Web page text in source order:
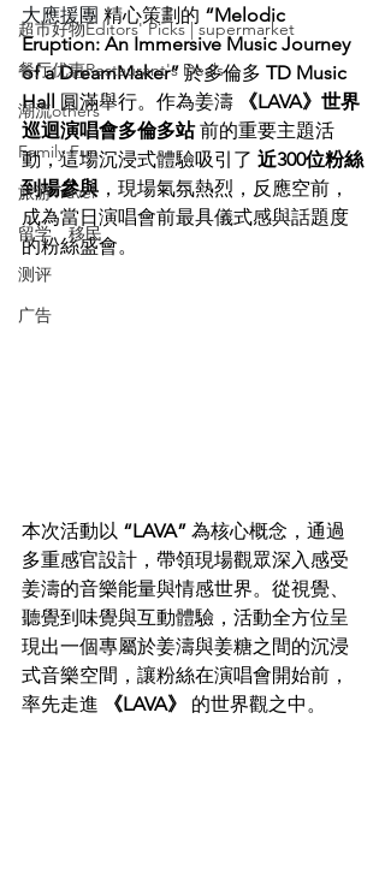
超市好物Editors' Picks | supermarket
餐厅优惠Restaurant's Deals
潮流others
Family Fun
旅游Travel
留学、移民
测评
广告
大應援團 精心策劃的 “Melodic
Eruption: An Immersive Music Journey
of a DreamMaker” 於多倫多 TD Music
Hall 圓滿舉行。作為姜濤
《LAVA》世界
巡迴演唱會多倫多站 前的重要主題活
動，這場沉浸式體驗吸引了 近300位粉絲
到場參與 ，現場氣氛熱烈，反應空前，
成為當日演唱會前最具儀式感與話題度
的粉絲盛會。
本次活動以 “LAVA” 為核心概念，通過
多重感官設計，帶領現場觀眾深入感受
姜濤的音樂能量與情感世界。從視覺、
聽覺到味覺與互動體驗，活動全方位呈
現出一個專屬於姜濤與姜糖之間的沉浸
式音樂空間，讓粉絲在演唱會開始前，
率先走進
《LAVA》 的世界觀之中。